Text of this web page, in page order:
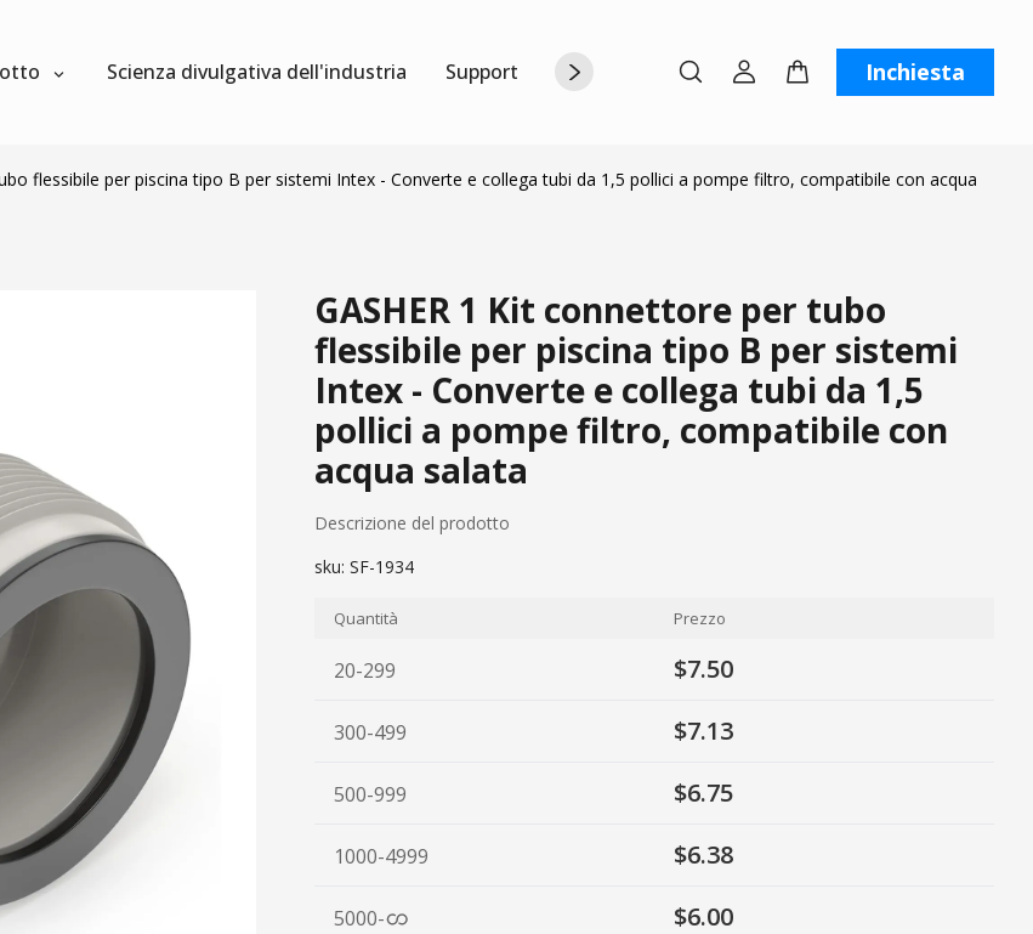
Scienza divulgativa dell'industria Supporto Chi siamo Contattaci Inchiesta
flessibile per piscina tipo B per sistemi Intex - Converte e collega tubi da 1,5 pollici a pompe filtro, compatibile con acqua
GASHER 1 Kit connettore per tubo
flessibile per piscina tipo B per sistemi
Intex - Converte e collega tubi da 1,5
pollici a pompe filtro, compatibile con
acqua salata
Descrizione del prodotto
sku: SF-1934
Quantità Prezzo
20-299 $7.50
300-499 $7.13
500-999 $6.75
1000-4999 $6.38
5000- $6.00